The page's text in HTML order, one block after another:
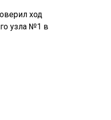
ход
узла №1 в